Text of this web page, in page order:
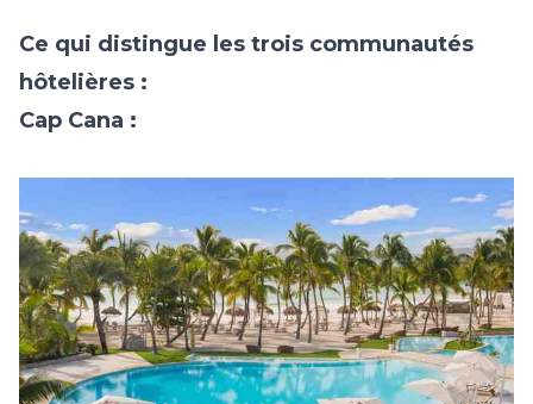
Ce qui distingue les trois communautés
hôtelières :
Cap Cana :